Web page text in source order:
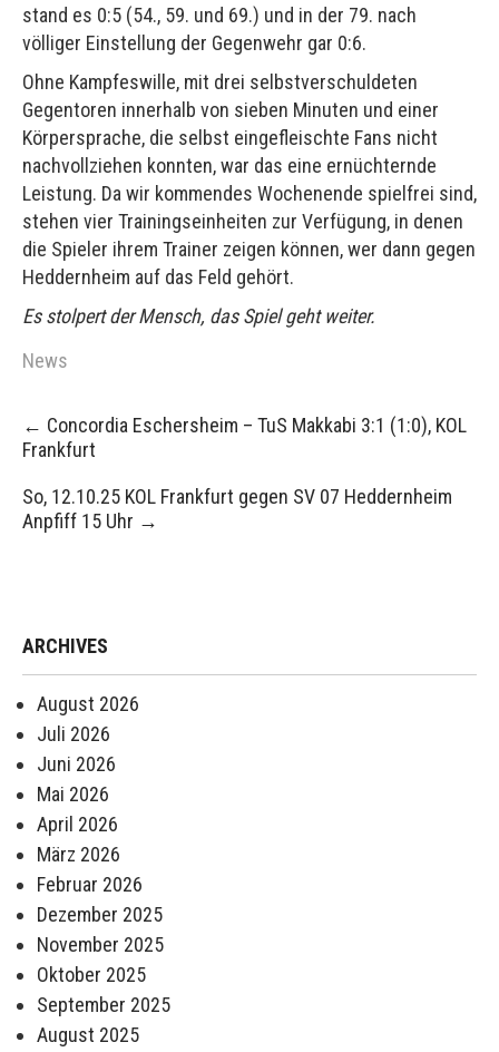
stand es 0:5 (54., 59. und 69.) und in der 79. nach
völliger Einstellung der Gegenwehr gar 0:6.
Ohne Kampfeswille, mit drei selbstverschuldeten
Gegentoren innerhalb von sieben Minuten und einer
Körpersprache, die selbst eingefleischte Fans nicht
nachvollziehen konnten, war das eine ernüchternde
Leistung. Da wir kommendes Wochenende spielfrei sind,
stehen vier Trainingseinheiten zur Verfügung, in denen
die Spieler ihrem Trainer zeigen können, wer dann gegen
Heddernheim auf das Feld gehört.
Es stolpert der Mensch, das Spiel geht weiter.
News
Post
navigation
← Concordia Eschersheim – TuS Makkabi 3:1 (1:0), KOL
Frankfurt
So, 12.10.25 KOL Frankfurt gegen SV 07 Heddernheim
Anpfiff 15 Uhr →
ARCHIVES
August 2026
Juli 2026
Juni 2026
Mai 2026
April 2026
März 2026
Februar 2026
Dezember 2025
November 2025
Oktober 2025
September 2025
August 2025